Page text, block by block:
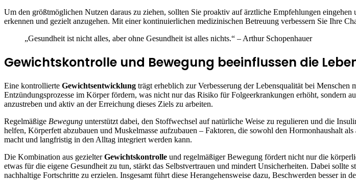
Um den größtmöglichen Nutzen daraus zu ziehen, sollten Sie proaktiv auf ärztliche Empfehlungen
erkennen und gezielt anzugehen. Mit einer kontinuierlichen medizinischen Betreuung verbessern Sie Ihre
„Gesundheit ist nicht alles, aber ohne Gesundheit ist alles nichts.“ – Arthur Schopenhauer
Gewichtskontrolle und Bewegung beeinflussen die
Eine kontrollierte Gewichtsentwicklung trägt erheblich zur Verbesserung der Lebensqualität bei
Entzündungsprozesse im Körper fördern, was nicht nur das Risiko für Folgeerkrankungen erhöht, sondern
anzustreben und aktiv an der Erreichung dieses Ziels zu arbeiten.
Regelmäßige Bewegung unterstützt dabei, den Stoffwechsel auf natürliche Weise zu regulieren und die
helfen, Körperfett abzubauen und Muskelmasse aufzubauen – Faktoren, die sowohl den Hormonhaushalt
macht und langfristig in den Alltag integriert werden kann.
Die Kombination aus gezielterGewichtskontrolle und regelmäßiger Bewegung fördert nicht nur die
etwas für die eigene Gesundheit zu tun, stärkt das Selbstvertrauen und mindert Unsicherheiten. Dabei
nachhaltige Fortschritte zu erzielen. Insgesamt führt diese Herangehensweise dazu, Beschwerden besser in